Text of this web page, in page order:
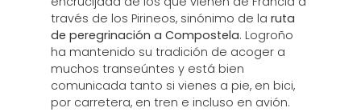
través de los Pirineos, sinónimo de la ruta
de peregrinación a Compostela. Logroño
ha mantenido su tradición de acoger a
muchos transeúntes y está bien
comunicada tanto si vienes a pie, en bici,
por carretera, en tren e incluso en avión.